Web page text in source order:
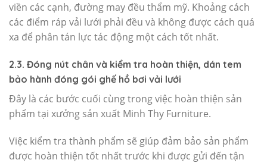
viền các cạnh, đường may đều thẩm mỹ. Khoảng cách
các điểm ráp vải lưới phải đều và không được cách quá
xa để phân tán lực tác động một cách tốt nhất.
2.3. Đóng nút chân và kiểm tra hoàn thiện, dán tem
bảo hành đóng gói ghế hồ bơi vải lưới
Đây là các bước cuối cùng trong việc hoàn thiện sản
phẩm tại xưởng sản xuất Minh Thy Furniture.
Việc kiểm tra thành phẩm sẽ giúp đảm bảo sản phẩm
được hoàn thiện tốt nhất trước khi được gửi đến tận